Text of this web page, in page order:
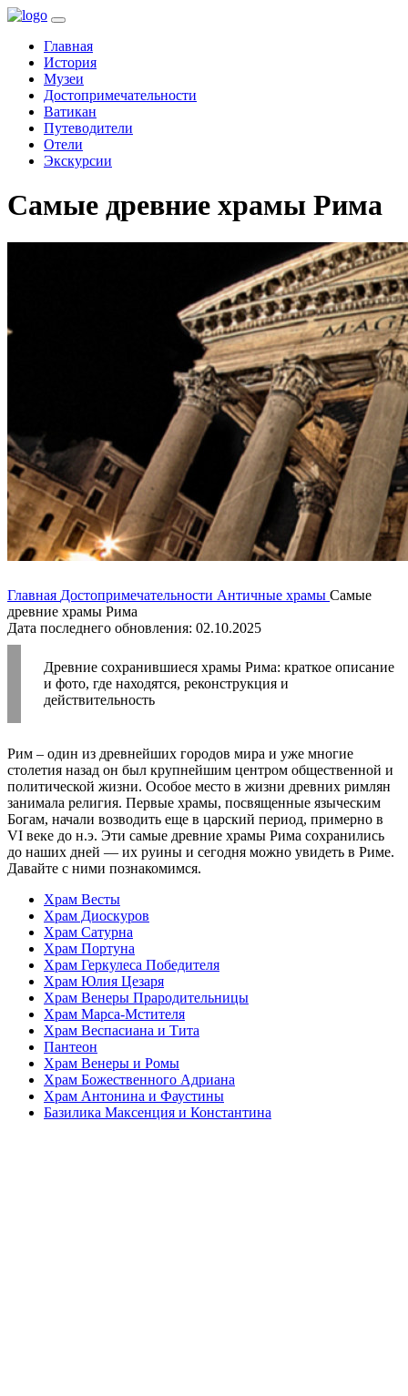
Главная(current)
История
Музеи
Достопримечательности
Ватикан
Путеводители
Отели
Экскурсии
Самые древние храмы Рима
Главная Достопримечательности Античные храмы Самые
древние храмы Рима
Дата последнего обновления: 02.10.2025
Древние сохранившиеся храмы Рима: краткое описание
и фото, где находятся, реконструкция и
действительность
Рим – один из древнейших городов мира и уже многие
столетия назад он был крупнейшим центром общественной и
политической жизни. Особое место в жизни древних римлян
занимала религия. Первые храмы, посвященные языческим
Богам, начали возводить еще в царский период, примерно в
VI веке до н.э. Эти самые древние храмы Рима сохранились
до наших дней — их руины и сегодня можно увидеть в Риме.
Давайте с ними познакомимся.
Храм Весты
Храм Диоскуров
Храм Сатурна
Храм Портуна
Храм Геркулеса Победителя
Храм Юлия Цезаря
Храм Венеры Прародительницы
Храм Марса-Мстителя
Храм Веспасиана и Тита
Пантеон
Храм Венеры и Ромы
Храм Божественного Адриана
Храм Антонина и Фаустины
Базилика Максенция и Константина